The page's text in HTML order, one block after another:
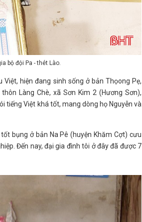
bộ đội Pa - thét Lào.
hiện đang sinh sống ở bản Thọong Pẹ,
Làng Chè, xã Sơn Kim 2 (Hương Sơn),
tiếng Việt khá tốt, mang dòng họ Nguyễn và
bụng ở bản Na Pê (huyện Khăm Cợt) cưu
Đến nay, đại gia đình tôi ở đây đã được 7